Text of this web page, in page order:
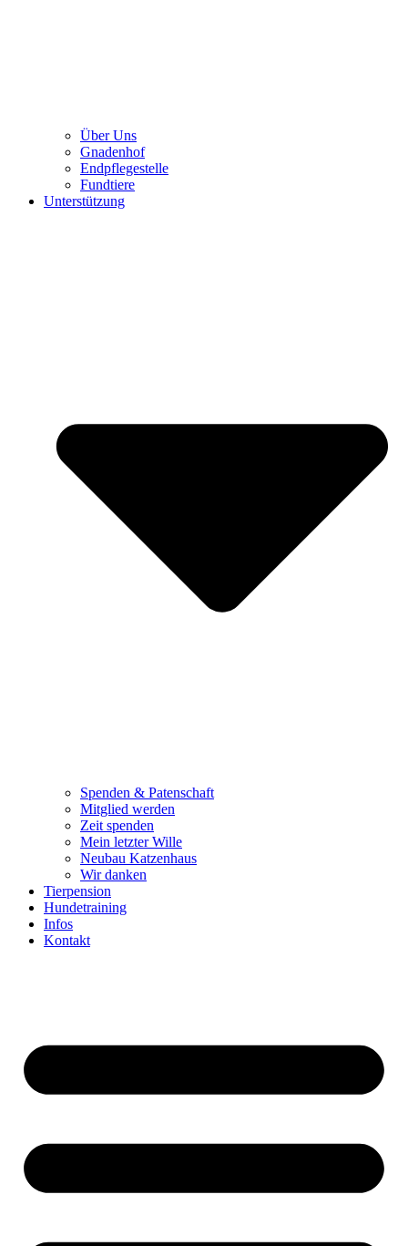
Über Uns
Gnadenhof
Endpflegestelle
Fundtiere
Unterstützung
Spenden & Patenschaft
Mitglied werden
Zeit spenden
Mein letzter Wille
Neubau Katzenhaus
Wir danken
Tierpension
Hundetraining
Infos
Kontakt